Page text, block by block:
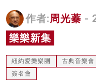
名家榜
灼見活動
作者:周光蓁 -
樂樂新集
紐約愛樂樂團 古典音樂會
簽名會